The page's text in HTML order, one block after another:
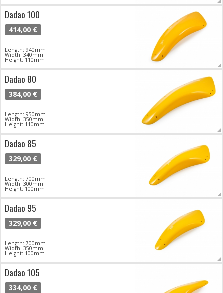
Dadao 100
414,00 €
Length: 940mm
Width: 340mm
Height: 110mm
Dadao 80
384,00 €
Length: 950mm
Width: 350mm
Height: 110mm
Dadao 85
329,00 €
Length: 700mm
Width: 300mm
Height: 100mm
Dadao 95
329,00 €
Length: 700mm
Width: 350mm
Height: 100mm
Dadao 105
334,00 €